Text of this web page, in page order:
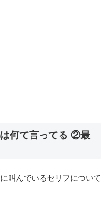
何て言ってる ②最
叫んでいるセリフについて